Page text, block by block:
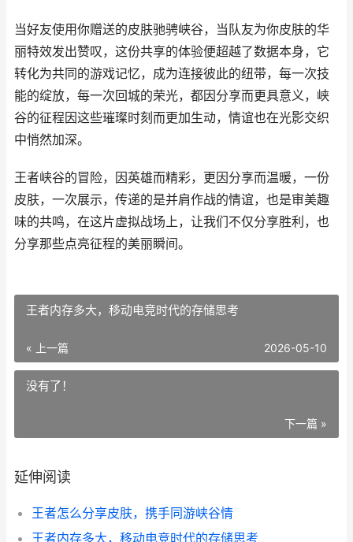
当好友使用你赠送的皮肤驰骋峡谷，当队友为你皮肤的华
丽特效发出赞叹，这份共享的体验便超越了数据本身，它
转化为共同的游戏记忆，成为连接彼此的纽带，每一次技
能的绽放，每一次回城的荣光，都因分享而更具意义，峡
谷的征程因这些璀璨时刻而更加生动，情谊也在光影交织
中悄然加深。
王者峡谷的冒险，因英雄而精彩，更因分享而温暖，一份
皮肤，一次展示，传递的是并肩作战的情谊，也是审美趣
味的共鸣，在这片虚拟战场上，让我们不仅分享胜利，也
分享那些点亮征程的美丽瞬间。
王者内存多大，移动电竞时代的存储思考
« 上一篇 2026-05-10
没有了！
下一篇 »
延伸阅读
王者怎么分享皮肤，携手同游峡谷情
王者内存多大，移动电竞时代的存储思考